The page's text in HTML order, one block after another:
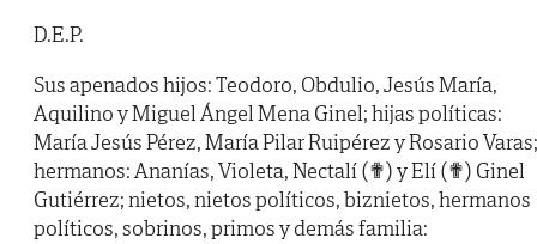
D.E.P.
Sus apenados hijos: Teodoro, Obdulio, Jesús María,
Aquilino y Miguel Ángel Mena Ginel; hijas políticas:
María Jesús Pérez, María Pilar Ruipérez y Rosario Varas;
hermanos: Ananías, Violeta, Nectalí (✟) y Elí (✟) Ginel
Gutiérrez; nietos, nietos políticos, biznietos, hermanos
políticos, sobrinos, primos y demás familia: